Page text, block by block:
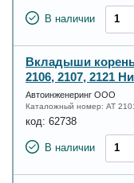
В наличии
Вкладыши корень
2106, 2107, 2121
Автоинженеринг ООО
Каталожный номер: AT
код: 62738
В наличии